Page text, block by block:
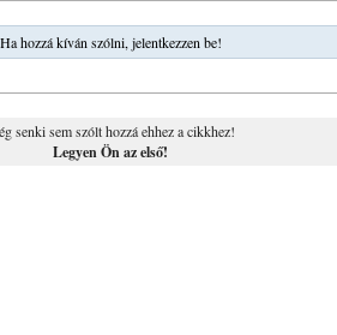
Ha hozzá kíván szólni, jelentkezzen be!
senki sem szólt hozzá ehhez a cikkhez!
Legyen Ön az első!